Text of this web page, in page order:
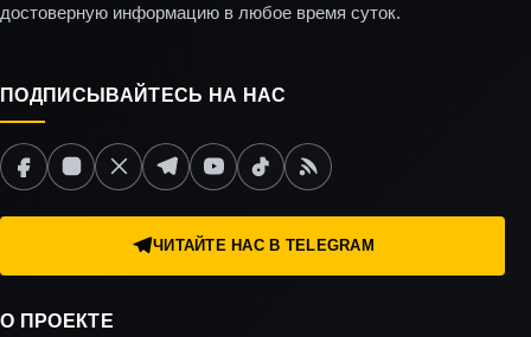
достоверную информацию в любое время суток.
ПОДПИСЫВАЙТЕСЬ НА НАС
ЧИТАЙТЕ НАС В TELEGRAM
О ПРОЕКТЕ